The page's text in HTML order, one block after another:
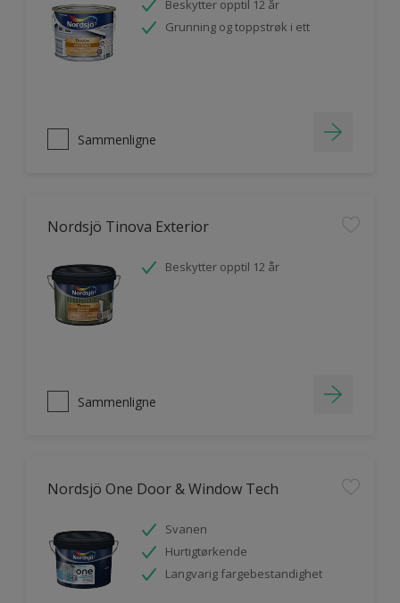
Beskytter opptil 12 år
Grunning og toppstrøk i ett
Sammenligne
Nordsjö Tinova Exterior
Beskytter opptil 12 år
Sammenligne
Nordsjö One Door & Window Tech
Svanen
Hurtigtørkende
Langvarig fargebestandighet